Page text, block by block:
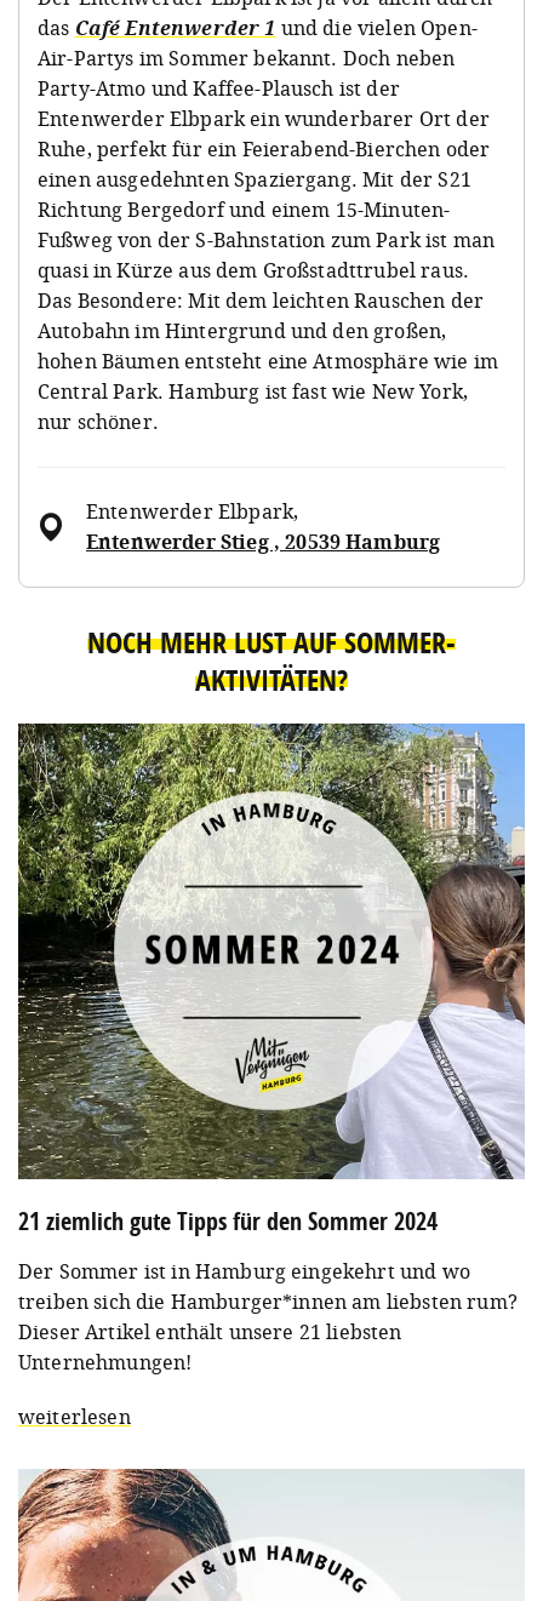
das Café Entenwerder 1 und die vielen Open-
Air-Partys im Sommer bekannt. Doch neben
Party-Atmo und Kaffee-Plausch ist der
Entenwerder Elbpark ein wunderbarer Ort der
Ruhe, perfekt für ein Feierabend-Bierchen oder
einen ausgedehnten Spaziergang. Mit der S21
Richtung Bergedorf und einem 15-Minuten-
Fußweg von der S-Bahnstation zum Park ist man
quasi in Kürze aus dem Großstadttrubel raus.
Das Besondere: Mit dem leichten Rauschen der
Autobahn im Hintergrund und den großen,
hohen Bäumen entsteht eine Atmosphäre wie im
Central Park. Hamburg ist fast wie New York,
nur schöner.
Entenwerder Elbpark,
Entenwerder Stieg , 20539 Hamburg
NOCH MEHR LUST AUF SOMMER-
AKTIVITÄTEN?
21 ziemlich gute Tipps für den Sommer 2024
Der Sommer ist in Hamburg eingekehrt und wo
treiben sich die Hamburger*innen am liebsten rum?
Dieser Artikel enthält unsere 21 liebsten
Unternehmungen!
weiterlesen